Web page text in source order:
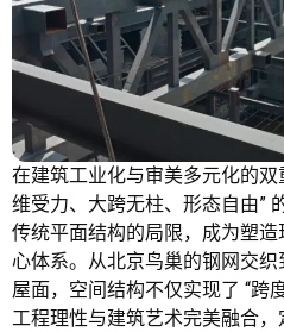
在建筑工业化与审美多元化的双
维受力、大跨无柱、形态自由”
传统平面结构的局限，成为塑
心体系。从北京鸟巢的钢网交
屋面，空间结构不仅实现了 “跨
工程理性与建筑艺术完美融合